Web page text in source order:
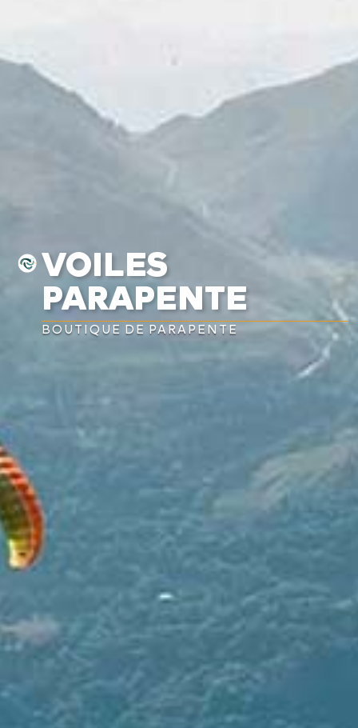
VOILES
PARAPENTE
BOUTIQUE DE PARAPENTE